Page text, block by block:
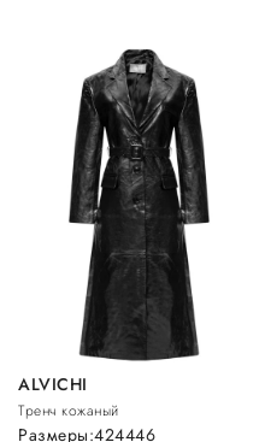
ALVICHI
Тренч кожаный
Размеры:424446